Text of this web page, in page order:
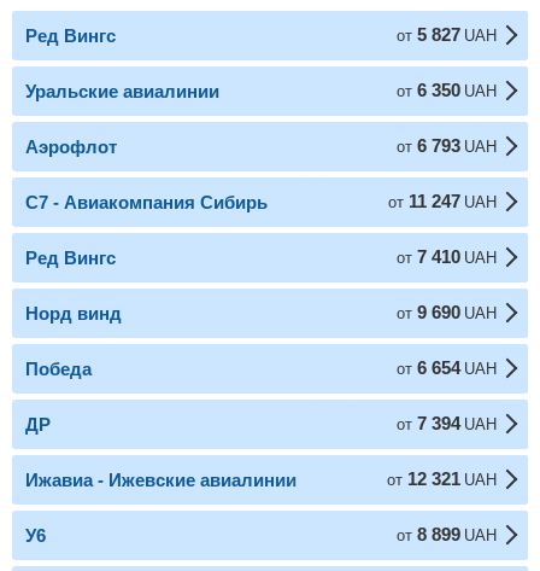
Ред Вингс от 5 827 UAH
Уральские авиалинии от 6 350 UAH
Аэрофлот от 6 793 UAH
С7 - Авиакомпания Сибирь от 11 247 UAH
Ред Вингс от 7 410 UAH
Норд винд от 9 690 UAH
Победа от 6 654 UAH
ДР от 7 394 UAH
Ижавиа - Ижевские авиалинии от 12 321 UAH
У6 от 8 899 UAH